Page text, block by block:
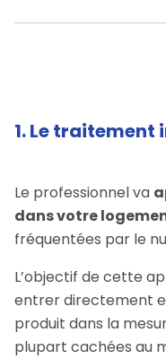
1. Le
Le professionnel va
dans votre
fréquentées par le
L’objectif de cette
entrer directement
produit dans la
plupart cachées au